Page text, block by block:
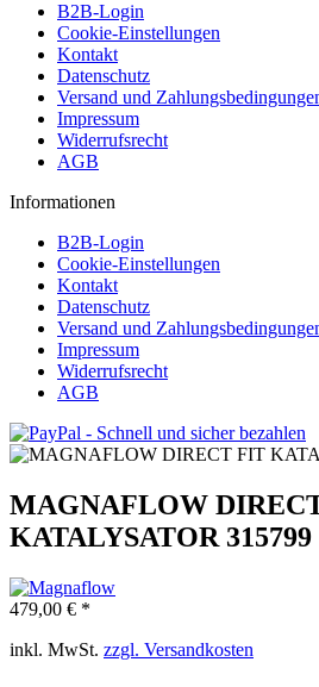
B2B-Login
Cookie-Einstellungen
Kontakt
Datenschutz
Versand und
Impressum
Widerrufsrecht
AGB
Informationen
B2B-Login
Cookie-Einstellungen
Kontakt
Datenschutz
Versand und
Impressum
Widerrufsrecht
AGB
MAGNAFLOW
KATALYSATOR 315799
479,00 € *
inkl. MwSt. zzgl. Versandkosten